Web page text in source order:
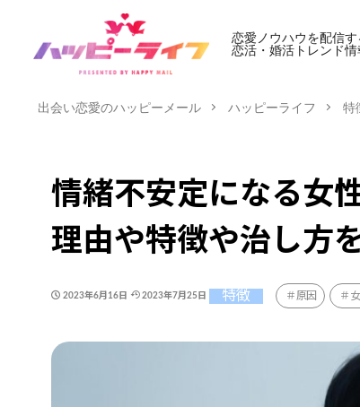
恋愛ノウハウを配信す
恋活・婚活トレンド情
出会い恋愛のハッピーメール ハッピーライフ 特
情緒不安定になる女
理由や特徴や治し方
2023年6月16日 2023年7月25日 特徴 原因